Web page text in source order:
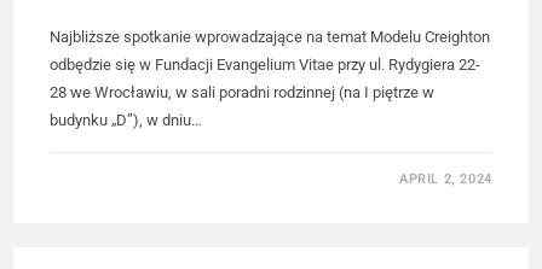
Najbliższe spotkanie wprowadzające na temat Modelu Creighton
odbędzie się w Fundacji Evangelium Vitae przy ul. Rydygiera 22-
28 we Wrocławiu, w sali poradni rodzinnej (na I piętrze w
budynku „D”), w dniu…
APRIL 2, 2024